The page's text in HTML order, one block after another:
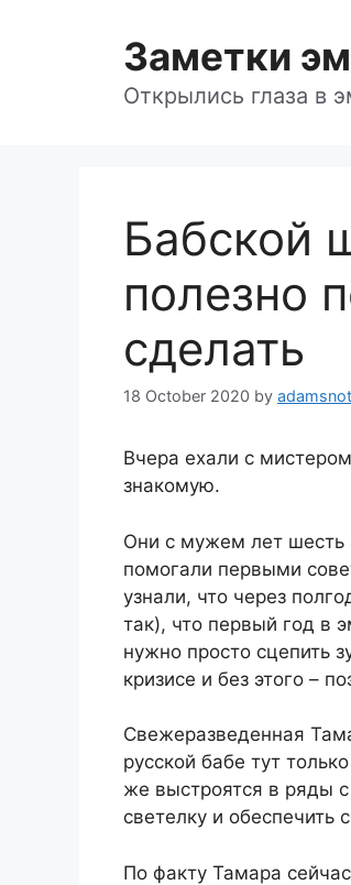
Заметки
Открылись глаза в
Бабской
полезно
сделать
18 October 2020 by
Вчера ехали с
знакомую.
Они с мужем лет шесть
помогали первыми
узнали, что через
так), что первый год в
нужно просто сцепить
кризисе и без этого –
Свежеразведенная
русской бабе тут
же выстроятся в ряды
светелку и обеспечить
По факту Тамара